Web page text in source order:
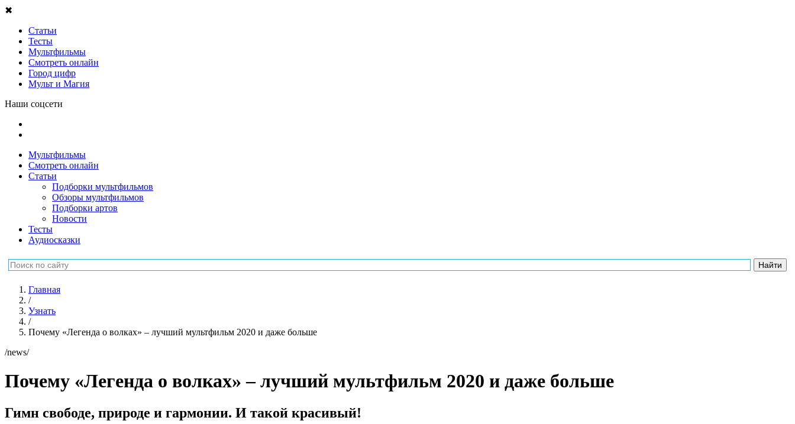
✖
Статьи
Тесты
Мультфильмы
Смотреть онлайн
Город цифр
Мульт и Магия
Наши соцсети
Мультфильмы
Смотреть онлайн
Статьи
Подборки мультфильмов
Обзоры мультфильмов
Подборки артов
Новости
Тесты
Аудиосказки
Главная
/
Узнать
/
Почему «Легенда о волках» – лучший мультфильм 2020 и даже больше
/news/
Почему «Легенда о волках» – лучший мультфильм 2020 и даже больше
Гимн свободе, природе и гармонии. И такой красивый!